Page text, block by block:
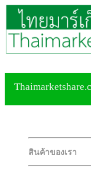
สินค้าของเรา